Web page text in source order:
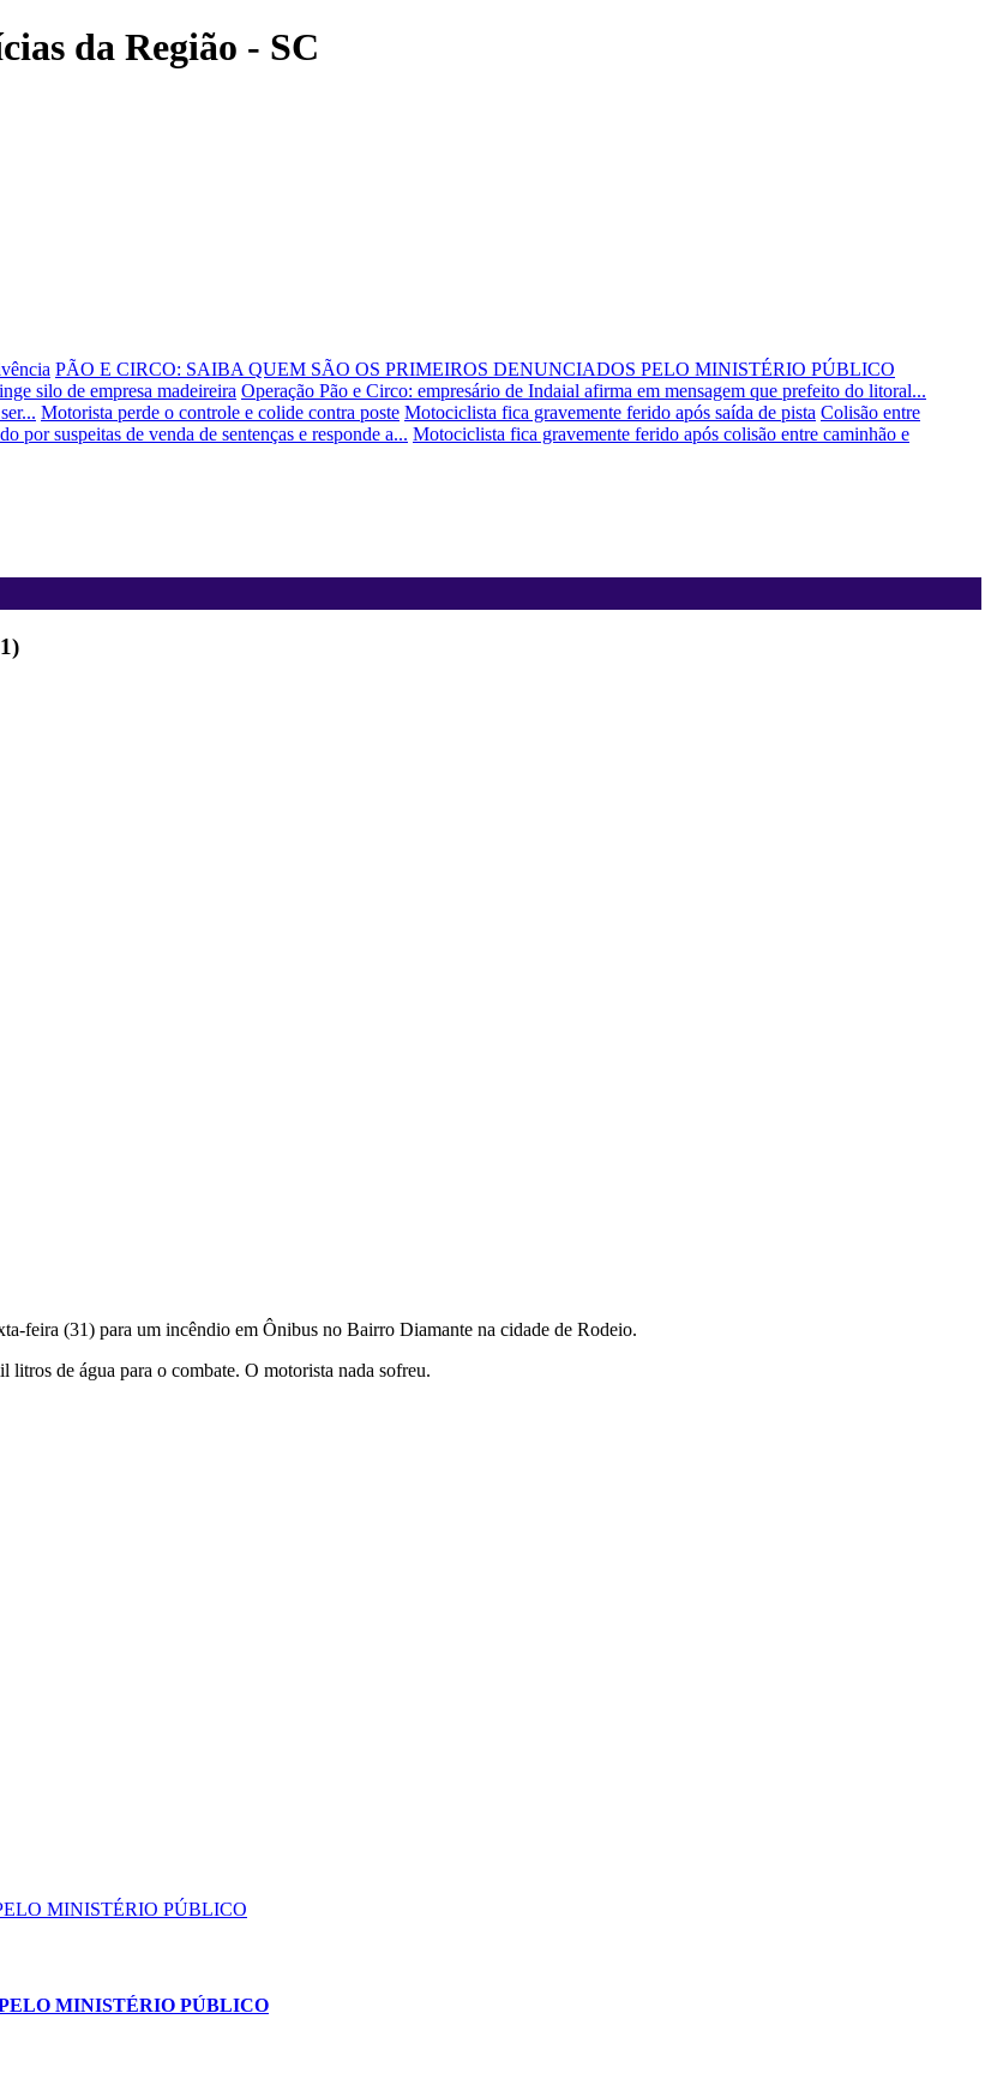
da Região - SC
PÃO E CIRCO: SAIBA QUEM SÃO OS PRIMEIROS DENUNCIADOS PELO MINISTÉRIO PÚBLICO
silo de empresa madeireira Operação Pão e Circo: empresário de Indaial afirma em mensagem que prefeito do litoral...
Motorista perde o controle e colide contra poste Motociclista fica gravemente ferido após saída de pista Colisão entre
por suspeitas de venda de sentenças e responde a... Motociclista fica gravemente ferido após colisão entre caminhão e
feira (31) para um incêndio em Ônibus no Bairro Diamante na cidade de Rodeio.
de água para o combate. O motorista nada sofreu.
MINISTÉRIO PÚBLICO